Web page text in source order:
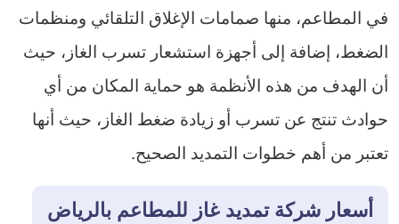
في المطاعم، منها صمامات الإغلاق التلقائي ومنظمات
الضغط، إضافة إلى أجهزة استشعار تسرب الغاز، حيث
أن الهدف من هذه الأنظمة هو حماية المكان من أي
حوادث تنتج عن تسرب أو زيادة ضغط الغاز، حيث أنها
تعتبر من أهم خطوات التمديد الصحيح.
أسعار شركة تمديد غاز للمطاعم بالرياض